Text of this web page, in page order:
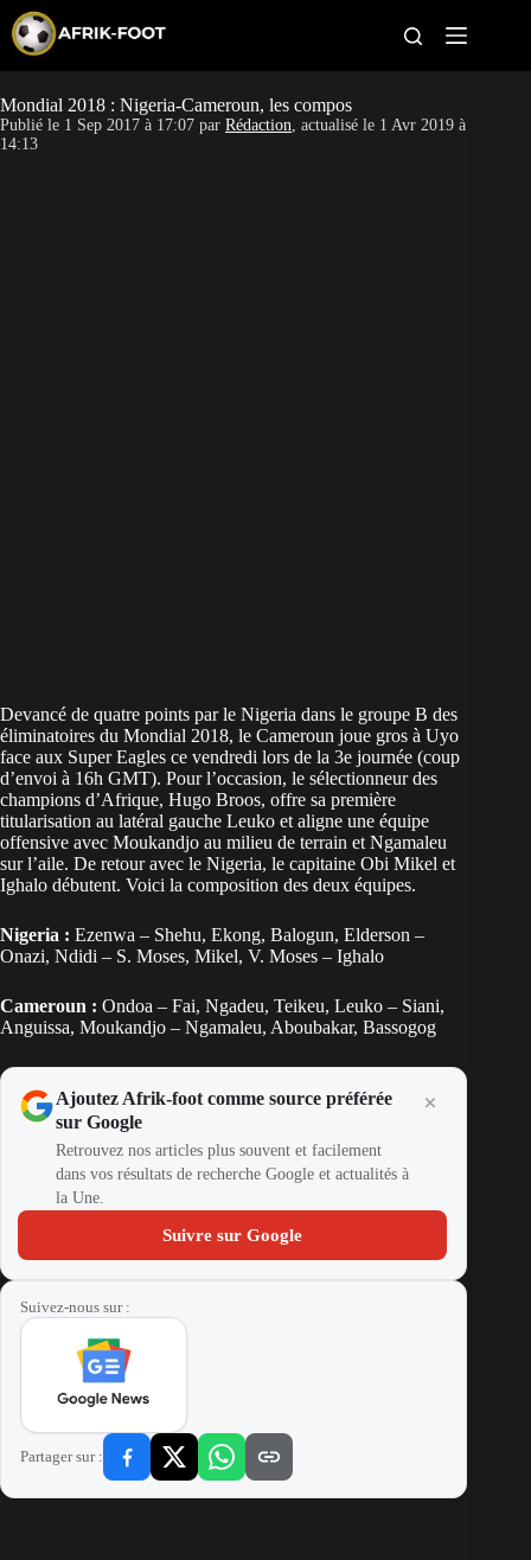
p
t
o
c
CAN féminine
Mondial 2018 : Nigeria-Cameroun, les compos
Publié le 1 Sep 2017 à 17:07 par Rédaction, actualisé le 1 Avr 2019 à
14:13
Devancé de quatre points par le Nigeria dans le groupe B des
éliminatoires du Mondial 2018, le Cameroun joue gros à Uyo
face aux Super Eagles ce vendredi lors de la 3e journée (coup
d’envoi à 16h GMT). Pour l’occasion, le sélectionneur des
champions d’Afrique, Hugo Broos, offre sa première
titularisation au latéral gauche Leuko et aligne une équipe
offensive avec Moukandjo au milieu de terrain et Ngamaleu
sur l’aile. De retour avec le Nigeria, le capitaine Obi Mikel et
Ighalo débutent. Voici la composition des deux équipes.
Nigeria : Ezenwa – Shehu, Ekong, Balogun, Elderson –
Onazi, Ndidi – S. Moses, Mikel, V. Moses – Ighalo
Cameroun : Ondoa – Fai, Ngadeu, Teikeu, Leuko – Siani,
Anguissa, Moukandjo – Ngamaleu, Aboubakar, Bassogog
Ajoutez Afrik-foot comme source préférée
sur Google
Retrouvez nos articles plus souvent et facilement
dans vos résultats de recherche Google et actualités à
la Une.
Suivre sur Google
Suivez-nous sur :
Partager sur :